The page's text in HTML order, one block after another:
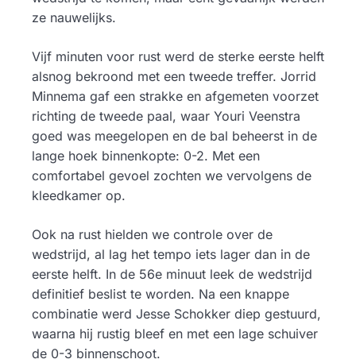
ze nauwelijks.
Vijf minuten voor rust werd de sterke eerste helft
alsnog bekroond met een tweede treffer. Jorrid
Minnema gaf een strakke en afgemeten voorzet
richting de tweede paal, waar Youri Veenstra
goed was meegelopen en de bal beheerst in de
lange hoek binnenkopte: 0-2. Met een
comfortabel gevoel zochten we vervolgens de
kleedkamer op.
Ook na rust hielden we controle over de
wedstrijd, al lag het tempo iets lager dan in de
eerste helft. In de 56e minuut leek de wedstrijd
definitief beslist te worden. Na een knappe
combinatie werd Jesse Schokker diep gestuurd,
waarna hij rustig bleef en met een lage schuiver
de 0-3 binnenschoot.